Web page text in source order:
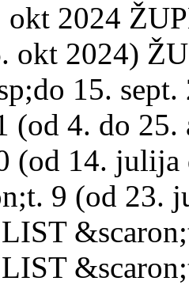
okt 2024
okt 2024)
15.
(od 4. do
(od 14.
9 (od 23.